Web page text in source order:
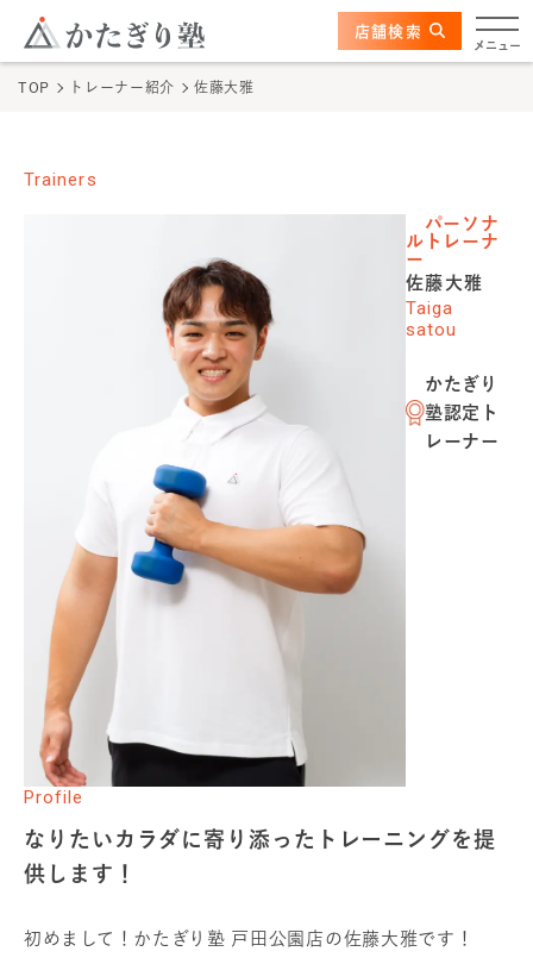
このページの本文へ
メニュー
かたぎり塾について
よくあるご質問
店舗検索
TOP トレーナー紹介 佐藤大雅
Trainers
パーソナ
ルトレーナ
ー
佐藤大雅
Taiga
satou
かたぎり
塾認定ト
レーナー
Profile
なりたいカラダに寄り添ったトレーニングを提
供します！
初めまして！かたぎり塾 戸田公園店の佐藤大雅です！